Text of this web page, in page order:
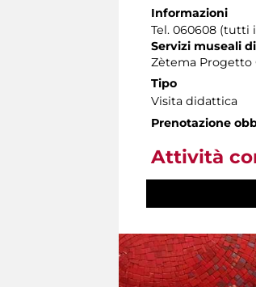
Informazioni
Tel. 060608 (tutti
Servizi museali di
Zètema Progetto
Tipo
Visita didattica
Prenotazione
Attività